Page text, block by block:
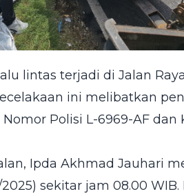
lintas terjadi di Jalan
ini melibatkan
Polisi L-6969-AF dan
Ipda Akhmad Jauhari
sekitar jam 08.00